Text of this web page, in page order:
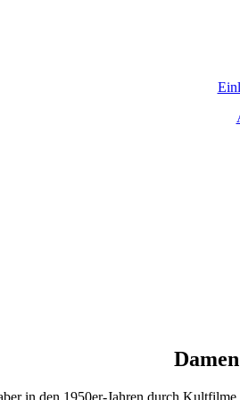
in den 1950er-Jahren durch